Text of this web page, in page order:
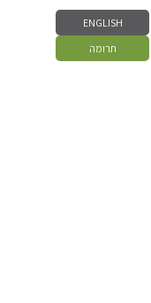
ENGLISH
תרומה